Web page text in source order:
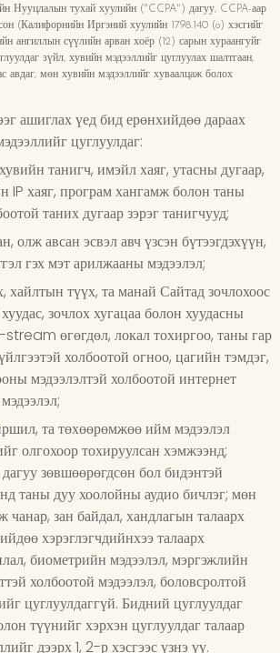
Нууцлалын тухай хуулийн ("CCPA") дагуу, CCPA-аар
(Калифорнийн Иргэний хуулийн 1798.140 (o) хэсгийг
ангиллын сүүлийн арван хоёр (12) сарын хураангуйг
зүйл, хувийн мэдээллийг цуглуулах шалтгаан,
авдаг, мөн хувийн мэдээллийг хуваалцаж болох
ашиглах үед бид ерөнхийдөө дараах
цуглуулдаг:
танигч, имэйл хаяг, утасны дугаар,
IP хаяг, програм хангамж болон таны
таних дугаар зэрэг танигчууд;
олж авсан эсвэл авч үзсэн бүтээгдэхүүн,
гэх мэт арилжааны мэдээлэл;
түүх, та манай Сайтад зочлохоос
зочлох хугацаа болон хуудасны
өгөгдөл, локал тохиргоо, таны гар
холбоотой огноо, цагийн тэмдэг,
мэдээлэлтэй холбоотой интернет
та төхөөрөмжөө ийм мэдээлэл
олгохоор тохируулсан хэмжээнд;
зөвшөөрөгдсөн бол бидэнтэй
таны дуу хоолойны аудио бичлэг; мөн
зан байдал, хандлагын талаарх
хэрэглэгчдийнхээ талаарх
биометрийн мэдээлэл, мэргэжлийн
холбоотой мэдээлэл, боловсролтой
цуглуулдаггүй. Бидний цуглуулдаг
түүнийг хэрхэн цуглуулдаг талаар
дээрх 1, 2-р хэсгээс үзнэ үү.